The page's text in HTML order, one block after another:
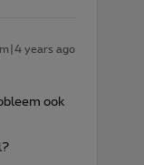
years ago
ook